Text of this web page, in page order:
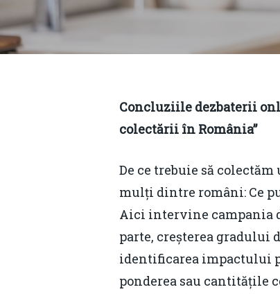
Hit enter to search or ESC to
Concluziile dezbaterii
colectării în România”
De ce trebuie să
mulți dintre români: Ce
Aici intervine campania
parte, creșterea gradului
identificarea impactului
ponderea sau cantitățile